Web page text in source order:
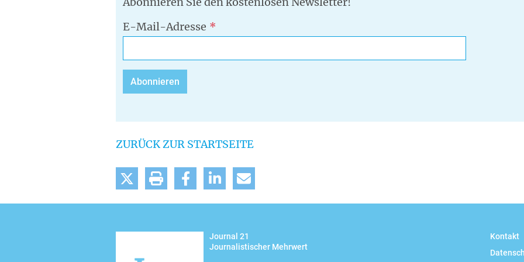
E-Mail-Adresse
ZURÜCK ZUR STARTSEITE
tweet drucken teilen mitteilen
Journal 21
Journalistischer Mehrwert
Kontakt